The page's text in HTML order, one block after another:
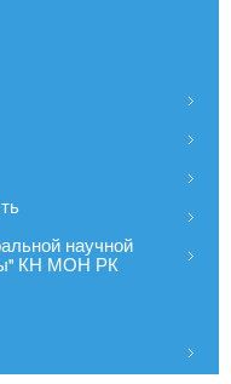
научной
КН МОН РК